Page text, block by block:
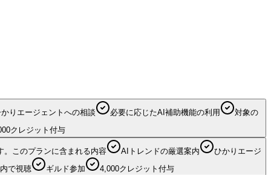
りエージェントへの相談 必要に応じたAI補助機能の利用
対象の
クレジット付与
このプランに含まれる内容 AIトレンドの厳選案内
ひかりエージ
で視聴 ギルド参加 4,000クレジット付与